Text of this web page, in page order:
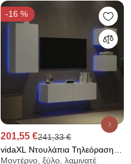
-16 %
201,55 €241,33 €
vidaXL Ντουλάπια Τηλεόρασης
Τοίχου 4 Τεμ. με Φώτα LED
Μοντέρνο, ξύλο, λαμινατέ